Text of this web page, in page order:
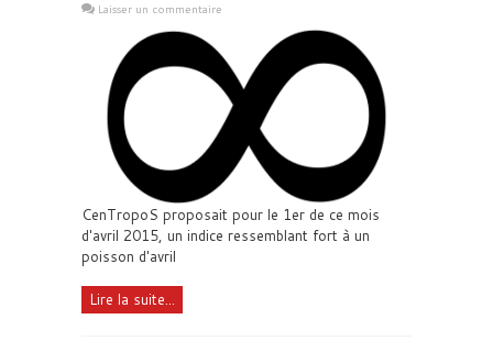
Laisser un commentaire
CenTropoS proposait pour le 1er de ce mois
d'avril 2015, un indice ressemblant fort à un
poisson d'avril
Lire la suite...